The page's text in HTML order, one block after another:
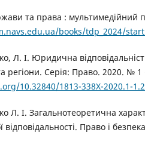
та права : мультимедійний
books/tdp_2024/
Л. І. Юридична
регіони. Серія: Право. 2020. № 1
10.32840/1813-338X-2020.1-1.2
Л. І. Загальнотеоретична
Право і